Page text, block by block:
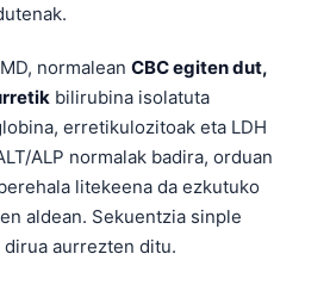
normalean CBC egiten dut,
bilirubina isolatuta
erretikulozitoak eta LDH
ALP normalak badira, orduan
litekeena da ezkutuko
aldean. Sekuentzia sinple
aurrezten ditu.